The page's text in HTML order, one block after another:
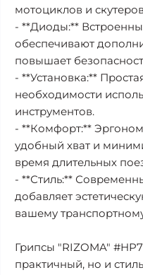
мотоциклов и
- **Диоды:**
обеспечивают
повышает
- **Установка:**
необходимости
инструментов.
- **Комфорт:**
удобный хват и
время длительных
- **Стиль:**
добавляет
вашему
Грипсы "RIZOMA"
практичный, но и